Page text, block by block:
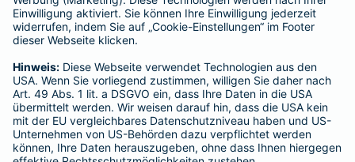
Vorstand: Alina vom Bruck (Vorsitzende)
Thomas Bischof
Dr. Sylvia Eichelberg
Dr. Andreas Eurich
Frank Lamsfuß
Christian Ritz
Oliver Schoeller
Aufsichtsrats-Vorsitzender: Prof. Dr. Werner Görg